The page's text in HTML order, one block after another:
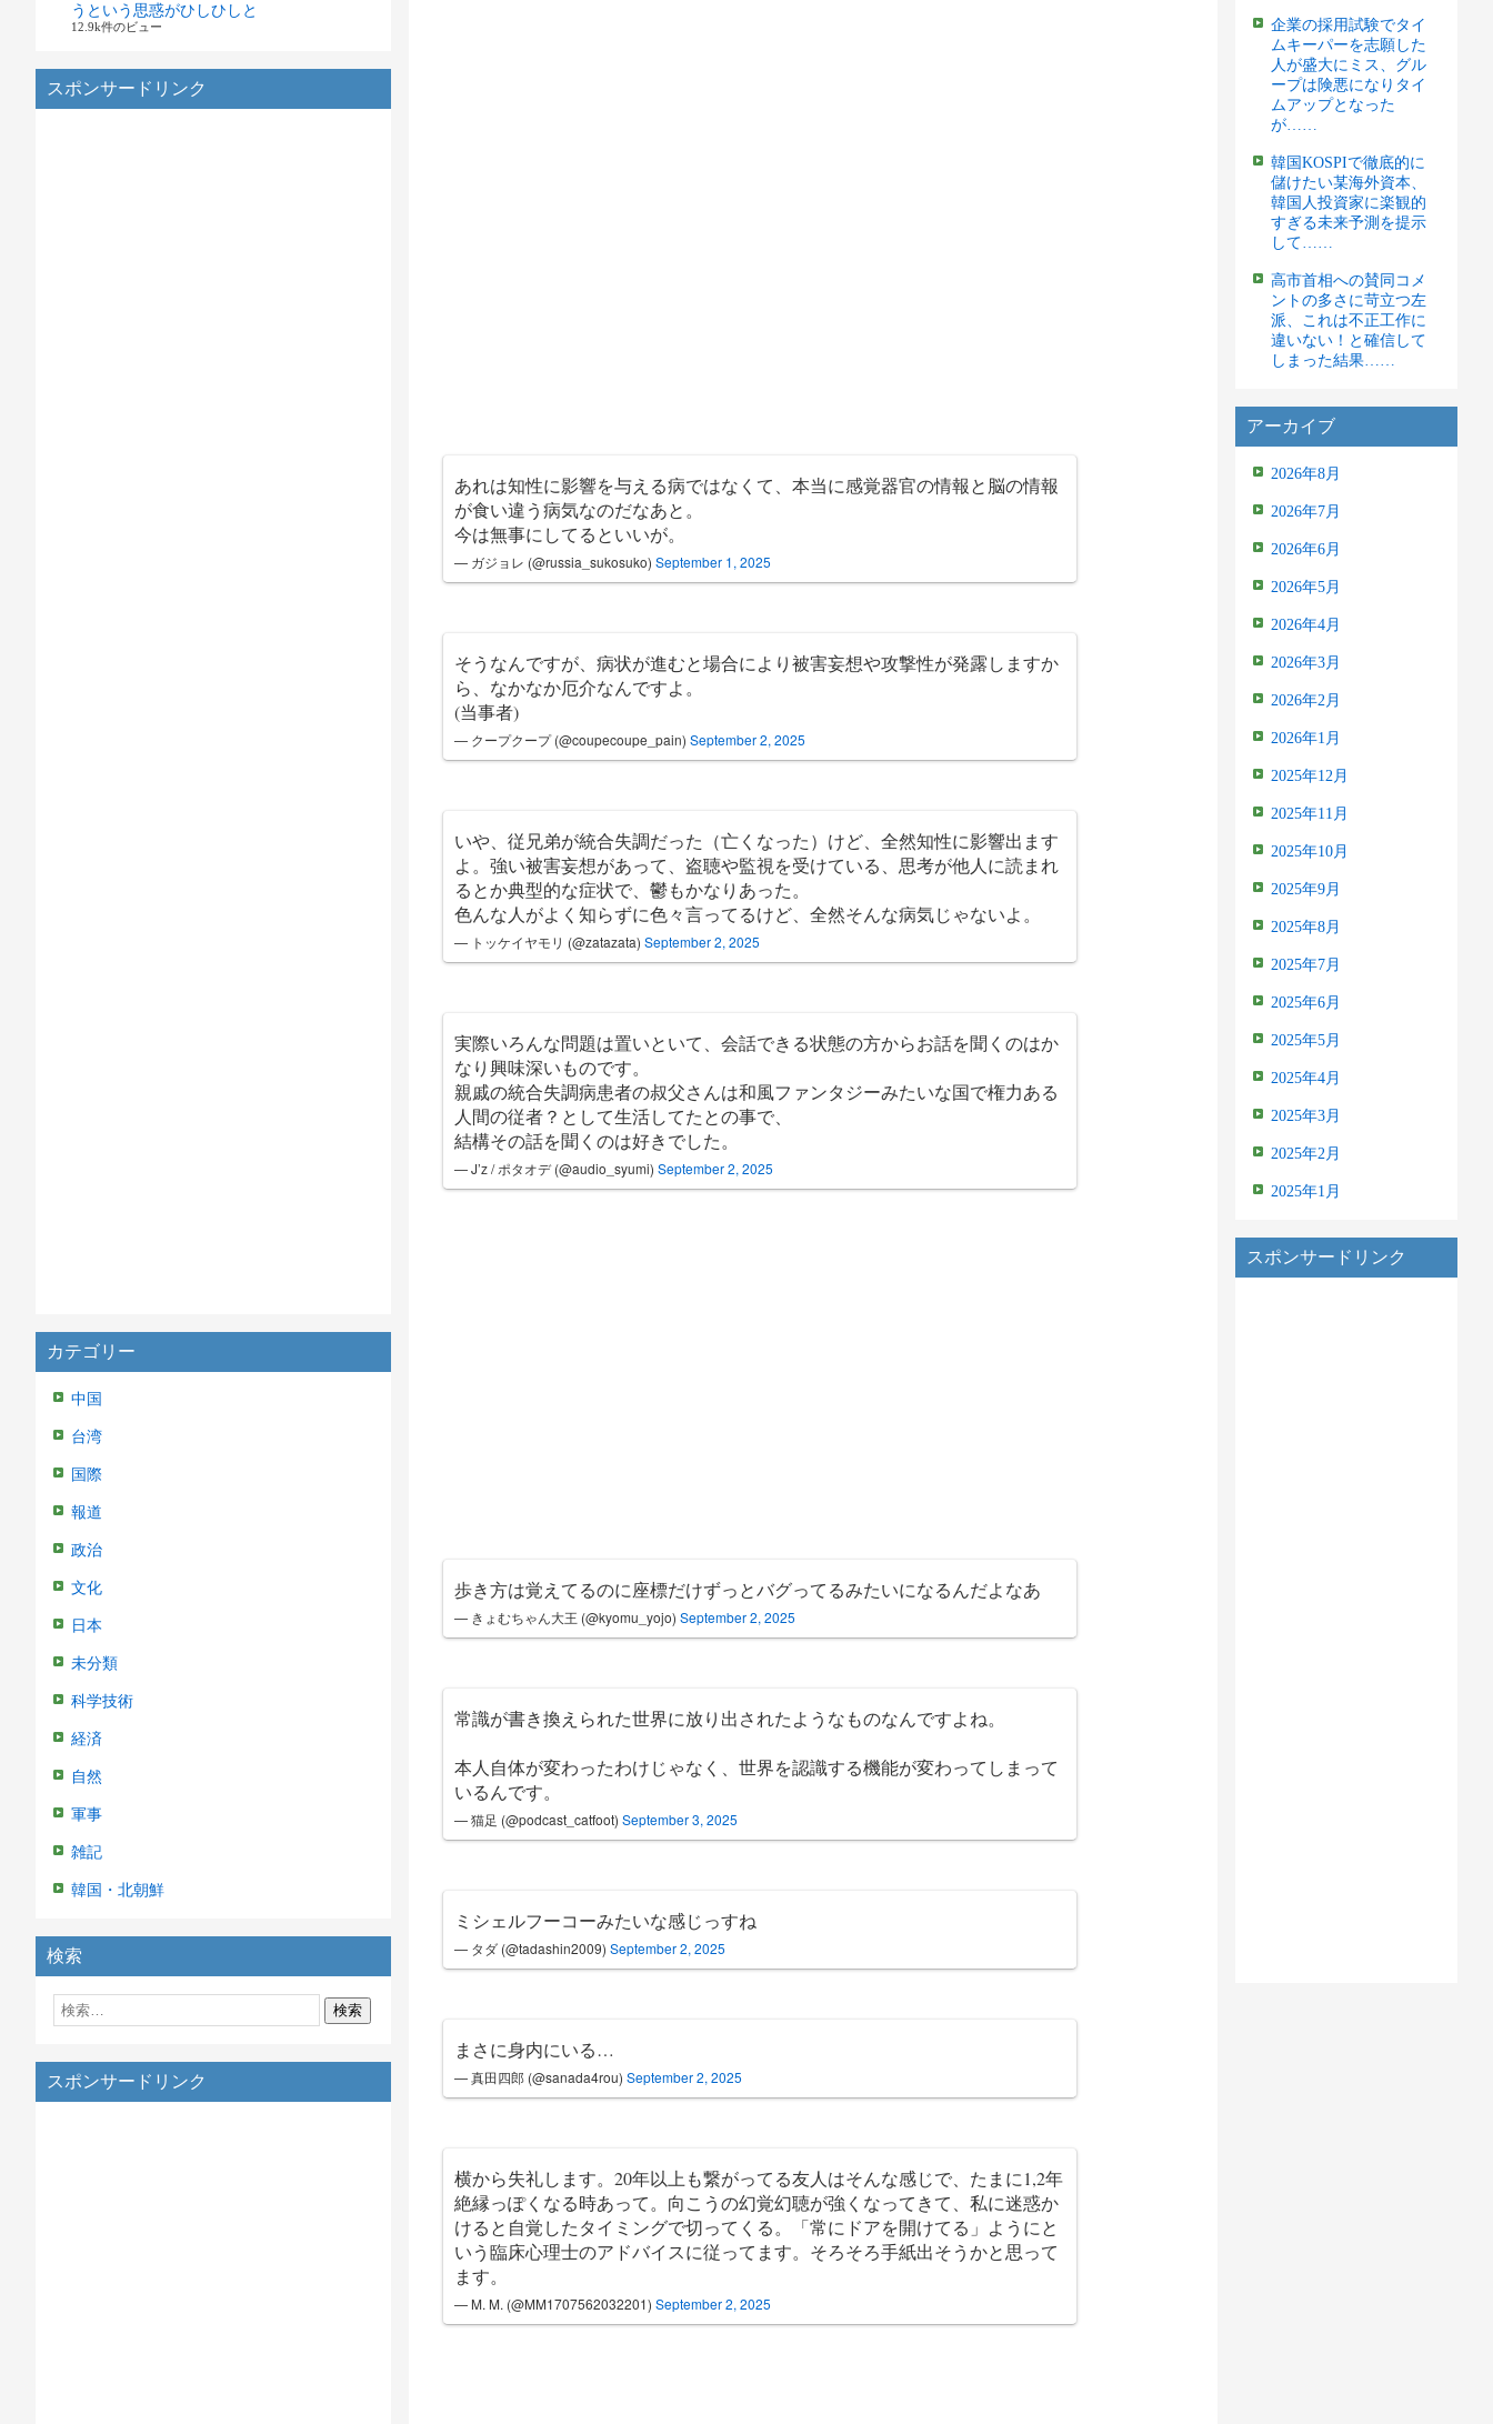
うという思惑がひしひしと
12.9k件のビュー
スポンサードリンク
カテゴリー
中国
台湾
国際
報道
政治
文化
日本
未分類
科学技術
経済
自然
軍事
雑記
韓国・北朝鮮
検索
スポンサードリンク
あれは知性に影響を与える病ではなくて、本当に感覚器官の情報と脳の情報
が食い違う病気なのだなあと。
今は無事にしてるといいが。
— ガジョレ (@russia_sukosuko) September 1, 2025
そうなんですが、病状が進むと場合により被害妄想や攻撃性が発露しますか
ら、なかなか厄介なんですよ。
(当事者)
— クープクープ (@coupecoupe_pain) September 2, 2025
いや、従兄弟が統合失調だった（亡くなった）けど、全然知性に影響出ます
よ。強い被害妄想があって、盗聴や監視を受けている、思考が他人に読まれ
るとか典型的な症状で、鬱もかなりあった。
色んな人がよく知らずに色々言ってるけど、全然そんな病気じゃないよ。
— トッケイヤモリ (@zatazata) September 2, 2025
実際いろんな問題は置いといて、会話できる状態の方からお話を聞くのはか
なり興味深いものです。
親戚の統合失調病患者の叔父さんは和風ファンタジーみたいな国で権力ある
人間の従者？として生活してたとの事で、
結構その話を聞くのは好きでした。
— J’z / ポタオデ (@audio_syumi) September 2, 2025
歩き方は覚えてるのに座標だけずっとバグってるみたいになるんだよなあ
— きょむちゃん大王 (@kyomu_yojo) September 2, 2025
常識が書き換えられた世界に放り出されたようなものなんですよね。
本人自体が変わったわけじゃなく、世界を認識する機能が変わってしまって
いるんです。
— 猫足 (@podcast_catfoot) September 3, 2025
ミシェルフーコーみたいな感じっすね
— タダ (@tadashin2009) September 2, 2025
まさに身内にいる…
— 真田四郎 (@sanada4rou) September 2, 2025
横から失礼します。20年以上も繋がってる友人はそんな感じで、たまに1,2年
絶縁っぽくなる時あって。向こうの幻覚幻聴が強くなってきて、私に迷惑か
けると自覚したタイミングで切ってくる。「常にドアを開けてる」ようにと
いう臨床心理士のアドバイスに従ってます。そろそろ手紙出そうかと思って
ます。
— M. M. (@MM1707562032201) September 2, 2025
企業の採用試験でタイ
ムキーパーを志願した
人が盛大にミス、グル
ープは険悪になりタイ
ムアップとなった
が……
韓国KOSPIで徹底的に
儲けたい某海外資本、
韓国人投資家に楽観的
すぎる未来予測を提示
して……
高市首相への賛同コメ
ントの多さに苛立つ左
派、これは不正工作に
違いない！と確信して
しまった結果……
アーカイブ
2026年8月
2026年7月
2026年6月
2026年5月
2026年4月
2026年3月
2026年2月
2026年1月
2025年12月
2025年11月
2025年10月
2025年9月
2025年8月
2025年7月
2025年6月
2025年5月
2025年4月
2025年3月
2025年2月
2025年1月
スポンサードリンク